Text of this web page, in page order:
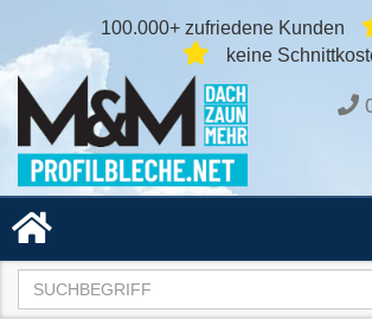
100.000+ zufriedene Kunden
keine